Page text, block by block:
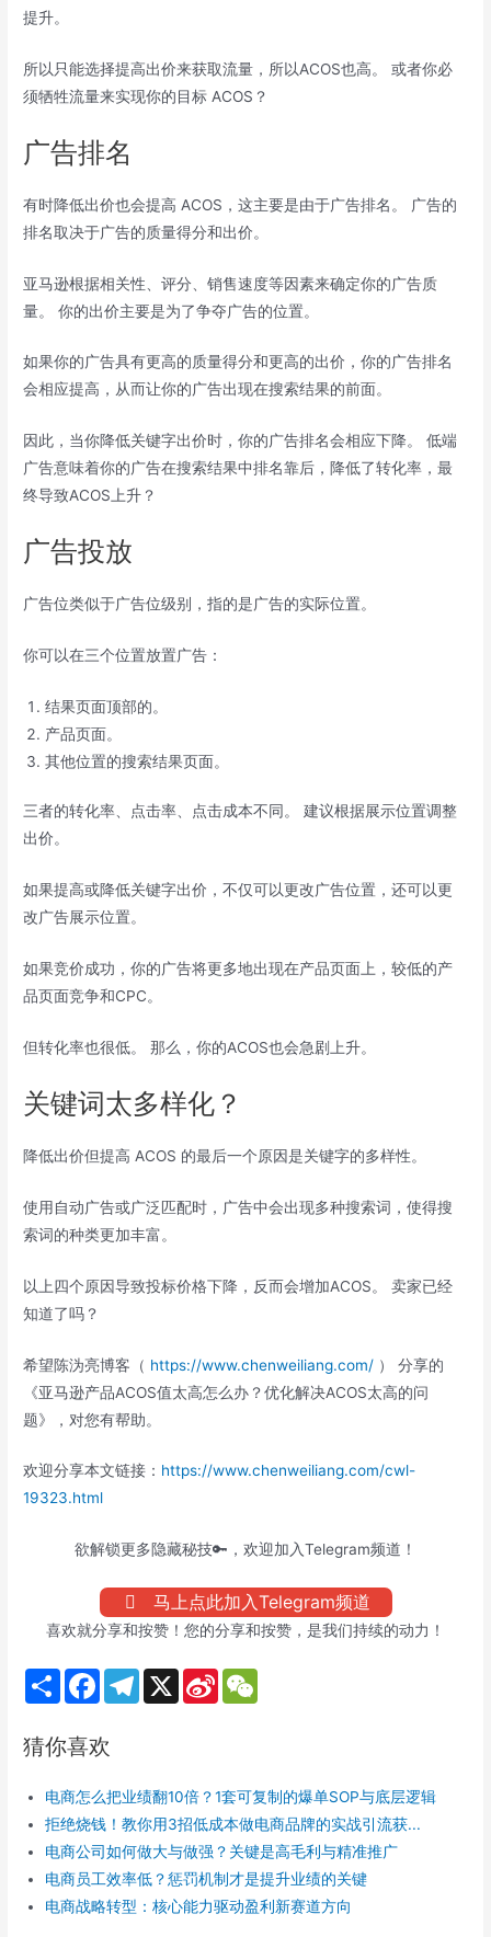
提升。
所以只能选择提高出价来获取流量，所以ACOS也高。 或者你必
须牺牲流量来实现你的目标 ACOS？
广告排名
有时降低出价也会提高 ACOS，这主要是由于广告排名。 广告的
排名取决于广告的质量得分和出价。
亚马逊根据相关性、评分、销售速度等因素来确定你的广告质
量。 你的出价主要是为了争夺广告的位置。
如果你的广告具有更高的质量得分和更高的出价，你的广告排名
会相应提高，从而让你的广告出现在搜索结果的前面。
因此，当你降低关键字出价时，你的广告排名会相应下降。 低端
广告意味着你的广告在搜索结果中排名靠后，降低了转化率，最
终导致ACOS上升？
广告投放
广告位类似于广告位级别，指的是广告的实际位置。
你可以在三个位置放置广告：
结果页面顶部的。
产品页面。
其他位置的搜索结果页面。
三者的转化率、点击率、点击成本不同。 建议根据展示位置调整
出价。
如果提高或降低关键字出价，不仅可以更改广告位置，还可以更
改广告展示位置。
如果竞价成功，你的广告将更多地出现在产品页面上，较低的产
品页面竞争和CPC。
但转化率也很低。 那么，你的ACOS也会急剧上升。
关键词太多样化？
降低出价但提高 ACOS 的最后一个原因是关键字的多样性。
使用自动广告或广泛匹配时，广告中会出现多种搜索词，使得搜
索词的种类更加丰富。
以上四个原因导致投标价格下降，反而会增加ACOS。 卖家已经
知道了吗？
希望陈沩亮博客（ https://www.chenweiliang.com/ ） 分享的
《亚马逊产品ACOS值太高怎么办？优化解决ACOS太高的问
题》，对您有帮助。
欢迎分享本文链接： https://www.chenweiliang.com/cwl-
19323.html
欲解锁更多隐藏秘技🔑，欢迎加入Telegram频道！
马上点此加入Telegram频道
喜欢就分享和按赞！您的分享和按赞，是我们持续的动力！
S
h
e
F
b
k
T
m
X
S
b
o
猜你喜欢
电商怎么把业绩翻10倍？1套可复制的爆单SOP与底层逻辑
拒绝烧钱！教你用3招低成本做电商品牌的实战引流获...
电商公司如何做大与做强？关键是高毛利与精准推广
电商员工效率低？惩罚机制才是提升业绩的关键
电商战略转型：核心能力驱动盈利新赛道方向